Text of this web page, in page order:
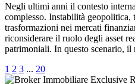
Negli ultimi anni il contesto
complesso. Instabilità geopolitica,
trasformazioni nei mercati
riconsiderare il ruolo degli asset
patrimoniali. In questo scenario, il
1 2 3 ... 20